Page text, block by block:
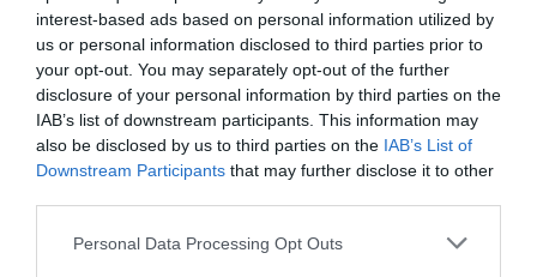
interest-based ads based on personal information utilized by
us or personal information disclosed to third parties prior to
your opt-out. You may separately opt-out of the further
disclosure of your personal information by third parties on the
IAB’s list of downstream participants. This information may
also be disclosed by us to third parties on the IAB’s List of
Downstream Participants that may further disclose it to other
Please note that this website/app uses one or more Google
Personal Data Processing Opt Outs
A bejegyzés megtekintése az Instagramon